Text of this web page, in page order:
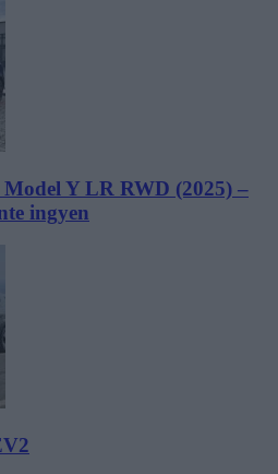
Model Y LR RWD (2025) –
ingyen